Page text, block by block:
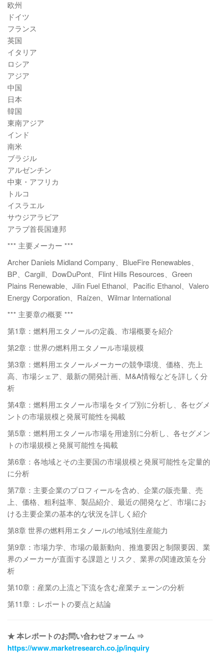
欧州
ドイツ
フランス
英国
イタリア
ロシア
アジア
中国
日本
韓国
東南アジア
インド
南米
ブラジル
アルゼンチン
中東・アフリカ
トルコ
イスラエル
サウジアラビア
アラブ首長国連邦
*** 主要メーカー ***
Archer Daniels Midland Company、BlueFire Renewables、
BP、Cargill、DowDuPont、Flint Hills Resources、Green
Plains Renewable、Jilin Fuel Ethanol、Pacific Ethanol、Valero
Energy Corporation、Raízen、Wilmar International
*** 主要章の概要 ***
第1章：燃料用エタノールの定義、市場概要を紹介
第2章：世界の燃料用エタノール市場規模
第3章：燃料用エタノールメーカーの競争環境、価格、売上
高、市場シェア、最新の開発計画、M&A情報などを詳しく分
析
第4章：燃料用エタノール市場をタイプ別に分析し、各セグメ
ントの市場規模と発展可能性を掲載
第5章：燃料用エタノール市場を用途別に分析し、各セグメン
トの市場規模と発展可能性を掲載
第6章：各地域とその主要国の市場規模と発展可能性を定量的
に分析
第7章：主要企業のプロフィールを含め、企業の販売量、売
上、価格、粗利益率、製品紹介、最近の開発など、市場にお
ける主要企業の基本的な状況を詳しく紹介
第8章 世界の燃料用エタノールの地域別生産能力
第9章：市場力学、市場の最新動向、推進要因と制限要因、業
界のメーカーが直面する課題とリスク、業界の関連政策を分
析
第10章：産業の上流と下流を含む産業チェーンの分析
第11章：レポートの要点と結論
★ 本レポートのお問い合わせフォーム ⇒
https://www.marketresearch.co.jp/inquiry